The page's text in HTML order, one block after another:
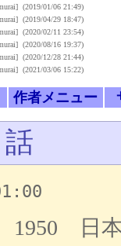
(2019/01/06 21:49)
(2019/04/29 18:47)
(2020/02/11 23:54)
(2020/08/16 19:37)
(2020/12/28 21:44)
(2021/03/06 15:22)
作者メニュー
1950